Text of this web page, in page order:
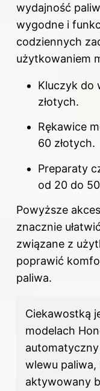
wydajność
wygodne i
codziennych
użytkowaniem
Kluczyk do
złotych.
Rękawice
60 złotych.
Preparaty
od 20 do
Powyższe
znacznie
związane z
poprawić
paliwa.
Ciekawostką
modelach
wlewu
aktywowany